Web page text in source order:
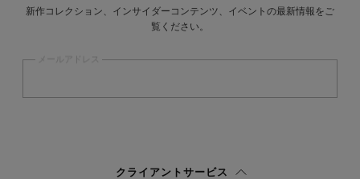
新作コレクション、インサイダーコンテンツ、イベントの最新情報をご
覧ください。
メールアドレス
クライアントサービス